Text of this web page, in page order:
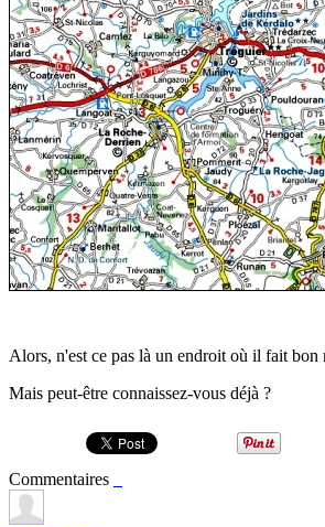
Alors, n'est ce pas là un endroit où il fait bon
Mais peut-être connaissez-vous déjà ?
Commentaires